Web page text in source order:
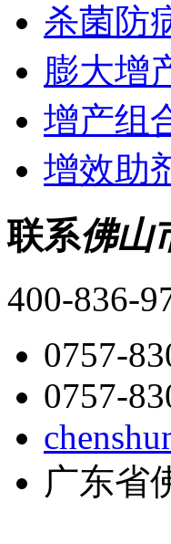
杀菌防
膨大增
增产组
增效助
联系佛山
400-836-
0757-
0757-
广东省